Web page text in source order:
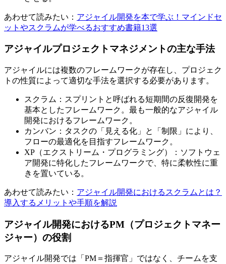
あわせて読みたい： アジャイル開発を本で学ぶ！マインドセ
ットやスクラムが学べるおすすめ書籍13選
アジャイルプロジェクトマネジメントの主な手法
アジャイルには複数のフレームワークが存在し、プロジェク
トの性質によって適切な手法を選択する必要があります。
スクラム：スプリントと呼ばれる短期間の反復開発を
基本としたフレームワーク。最も一般的なアジャイル
開発におけるフレームワーク。
カンバン：タスクの「見える化」と「制限」により、
フローの最適化を目指すフレームワーク。
XP（エクストリーム・プログラミング）：ソフトウェ
ア開発に特化したフレームワークで、特に柔軟性に重
きを置いている。
あわせて読みたい： アジャイル開発におけるスクラムとは？
導入するメリットや手順を解説
アジャイル開発におけるPM（プロジェクトマネー
ジャー）の役割
アジャイル開発では「PM＝指揮官」ではなく、チームを支